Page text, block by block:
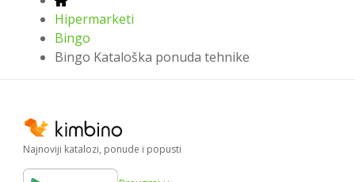
Hipermarketi
Bingo
Bingo Kataloška ponuda tehnike
Najnoviji katalozi, ponude i popusti